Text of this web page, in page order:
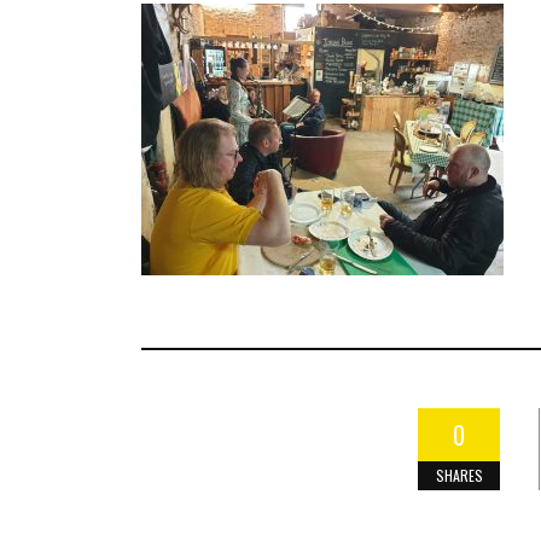
0
SHARES